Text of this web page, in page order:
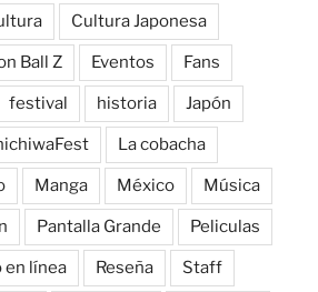
Cultura Japonesa
Ball Z Eventos Fans
festival historia Japón
La cobacha
Manga México Música
Pantalla Grande Peliculas
en línea Reseña Staff